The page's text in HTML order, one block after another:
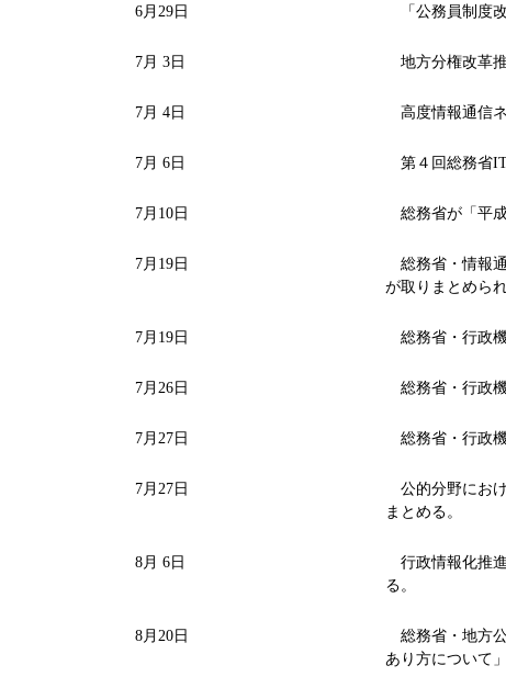
6月29日 「公務員制度
7月 3日 地方分権改革推
7月 4日 高度情報通信
7月 6日 第４回総務省IT
7月10日 総務省が「平成
7月19日
総務省・情報
が取りまとめられ
7月19日 総務省・行政
7月26日 総務省・行政
7月27日 総務省・行政
7月27日
公的分野にお
まとめる。
8月 6日
行政情報化推
る。
8月20日
総務省・地方
あり方について